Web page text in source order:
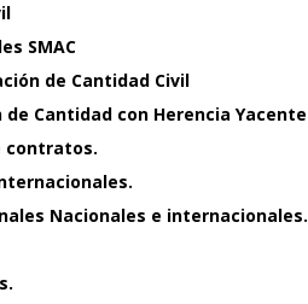
SMAC
de Cantidad Civil
Cantidad con Herencia Yacente
contratos.
Nacionales e internacionales.